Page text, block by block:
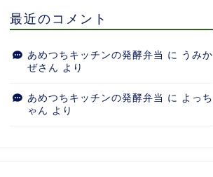
最近のコメント
あめつちキッチンの発酵弁当 に うみか
ぜさん より
あめつちキッチンの発酵弁当 に よっち
ゃん より